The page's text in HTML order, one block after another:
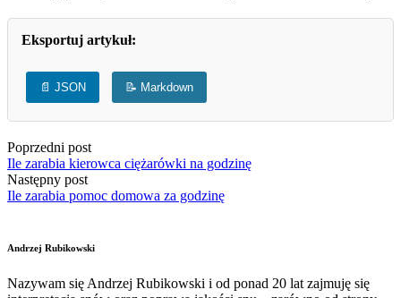
Eksportuj artykuł:
📄 JSON 📝 Markdown
Poprzedni post
Ile zarabia kierowca ciężarówki na godzinę
Następny post
Ile zarabia pomoc domowa za godzinę
Andrzej Rubikowski
Nazywam się Andrzej Rubikowski i od ponad 20 lat zajmuję się